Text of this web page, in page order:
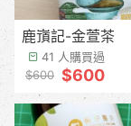
鹿嵿記-金萱茶
41 人購買過
$600 $600